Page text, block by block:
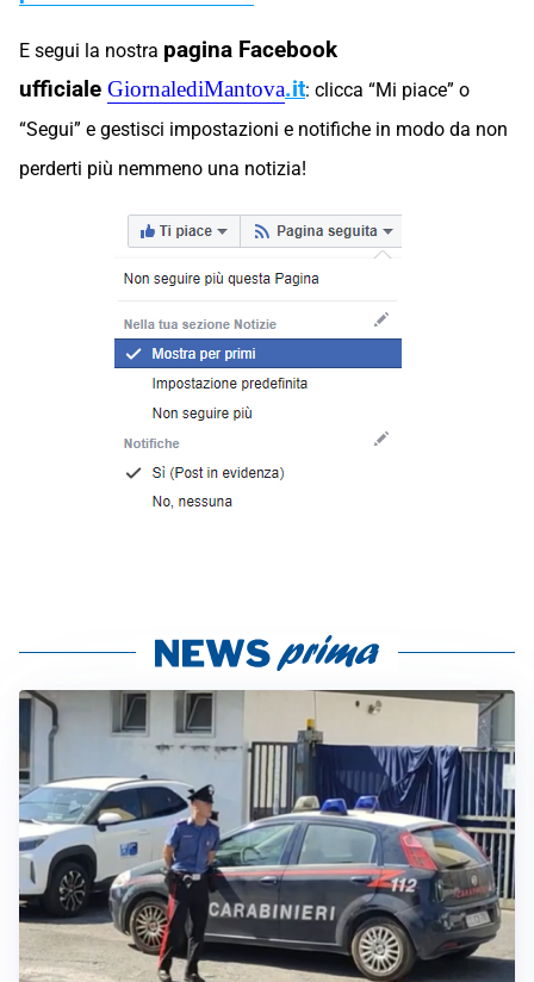
E segui la nostra pagina Facebook
ufficiale GiornalediMantova.it: clicca “Mi piace” o
“Segui” e gestisci impostazioni e notifiche in modo da non
perderti più nemmeno una notizia!